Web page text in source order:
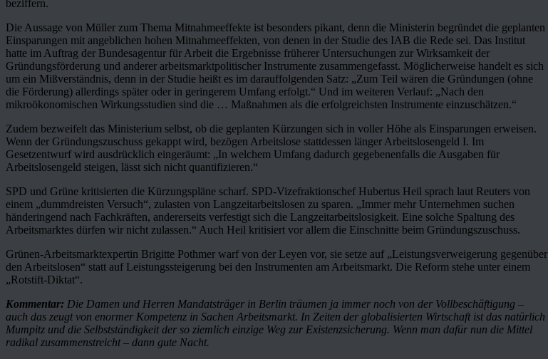
beziffern.
Die Aussage von Müller zum Thema Mitnahmeeffekte ist besonders pikant, denn die Ministerin begründet die geplanten
Einsparungen mit angeblichen hohen Mitnahmeeffekten, von denen in der Studie des IAB die Rede sei. Das Institut
hatte im Auftrag der Bundesagentur für Arbeit die Ergebnisse früherer Untersuchungen zur Wirksamkeit der
Gründungsförderung und anderer arbeitsmarktpolitischer Instrumente zusammengefasst. Möglicherweise handelt es sich
um ein Mißverständnis, denn in der Studie heißt es im darauffolgenden Satz: „Zum Teil wären die Gründungen (ohne
die Förderung) allerdings später oder in geringerem Umfang erfolgt.“ Und im weiteren Verlauf: „Nach den
mikroökonomischen Wirkungsstudien sind die … Maßnahmen als die erfolgreichsten Instrumente einzuschätzen.“
Zudem bezweifelt das Ministerium selbst, ob die geplanten Kürzungen sich in voller Höhe als Einsparungen erweisen.
Wenn der Gründungszuschuss gekappt wird, bezögen Arbeitslose stattdessen länger Arbeitslosengeld I. Im
Gesetzentwurf wird ausdrücklich eingeräumt: „In welchem Umfang dadurch gegebenenfalls die Ausgaben für
Arbeitslosengeld steigen, lässt sich nicht quantifizieren.“
SPD und Grüne kritisierten die Kürzungspläne scharf. SPD-Vizefraktionschef Hubertus Heil sprach laut Reuters von
einem „dummdreisten Versuch“, zulasten von Langzeitarbeitslosen zu sparen. „Immer mehr Unternehmen suchen
händeringend nach Fachkräften, andererseits verfestigt sich die Langzeitarbeitslosigkeit. Eine solche Spaltung des
Arbeitsmarktes dürfen wir nicht zulassen.“ Auch Heil kritisiert vor allem die Einschnitte beim Gründungszuschuss.
Grünen-Arbeitsmarktexpertin Brigitte Pothmer warf von der Leyen vor, sie setze auf „Leistungsverweigerung gegenüber
den Arbeitslosen“ statt auf Leistungssteigerung bei den Instrumenten am Arbeitsmarkt. Die Reform stehe unter einem
„Rotstift-Diktat“.
Kommentar: Die Damen und Herren Mandatsträger in Berlin träumen ja immer noch von der Vollbeschäftigung –
auch das zeugt von enormer Kompetenz in Sachen Arbeitsmarkt. In Zeiten der globalisierten Wirtschaft ist das natürlich
Mumpitz und die Selbstständigkeit der so ziemlich einzige Weg zur Existenzsicherung. Wenn man dafür nun die Mittel
radikal zusammenstreicht – dann gute Nacht.